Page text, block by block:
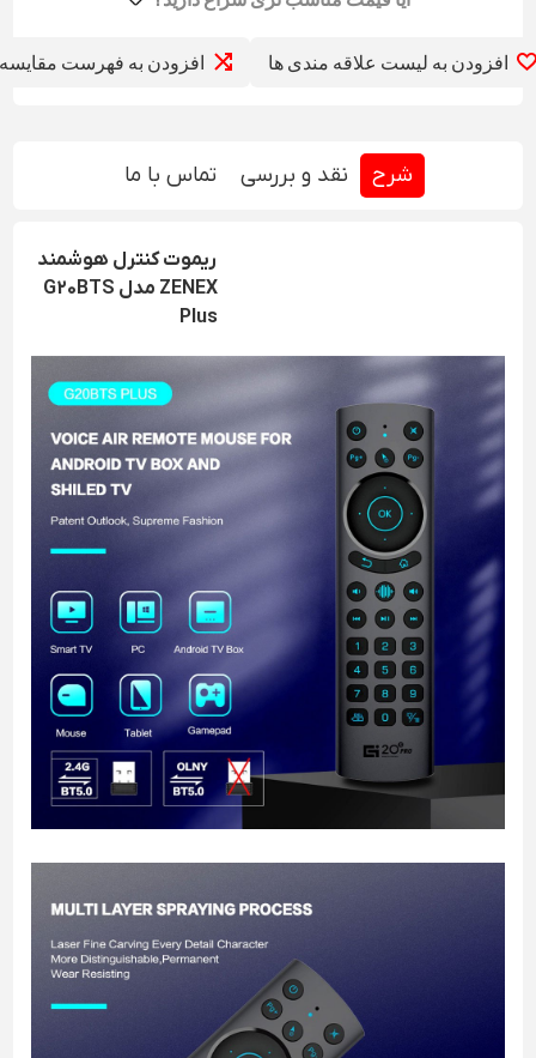
افزودن به لیست علاقه مندی ها افزودن به فهرست مقایسه
شرح نقد و بررسی تماس با ما
ریموت کنترل هوشمند
ZENEX مدل G20BTS
Plus